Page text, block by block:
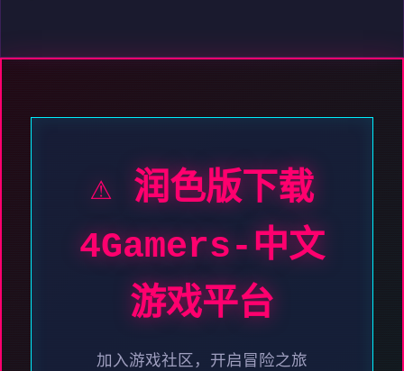
⚠️ 润色版下载
4Gamers-中文
游戏平台
加入游戏社区，开启冒险之旅